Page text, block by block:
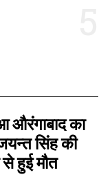
औरंगाबाद का
सिंह की
हुई मौत